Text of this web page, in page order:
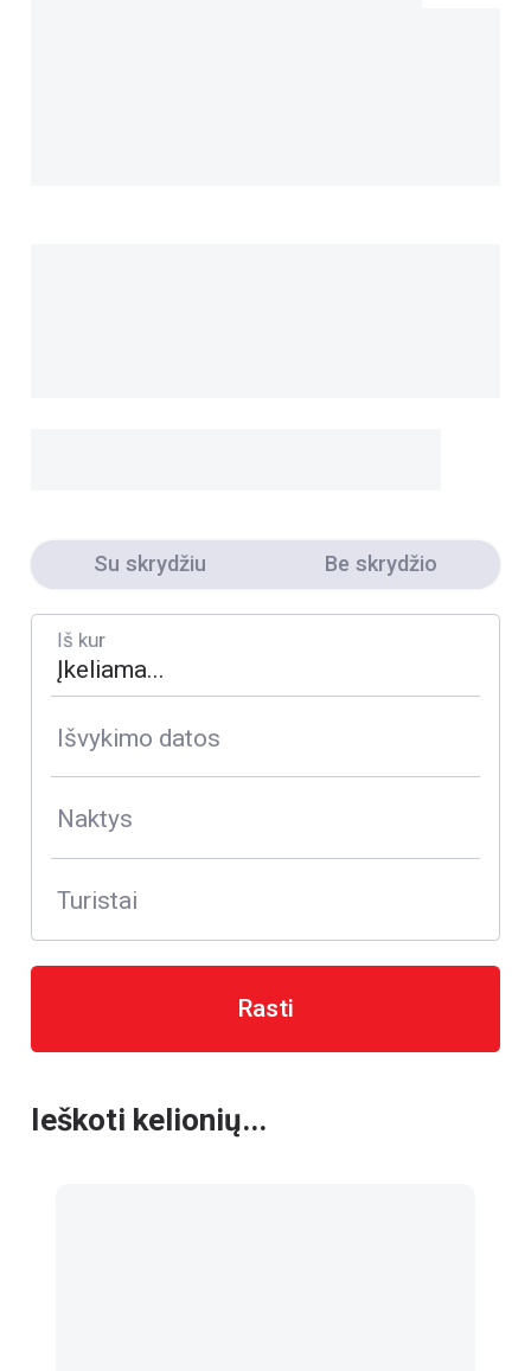
Su skrydžiu Be skrydžio
Iš kur
Išvykimo datos
Naktys
Turistai
Rasti
Ieškoti kelionių...